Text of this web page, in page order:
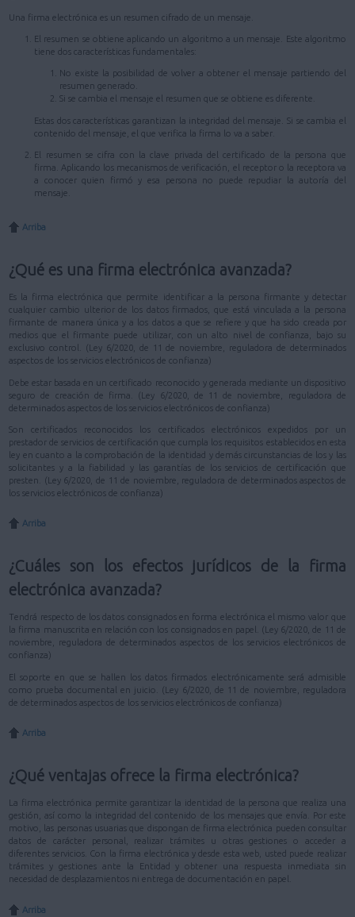
Una firma electrónica es un resumen cifrado de un mensaje.
El resumen se obtiene aplicando un algoritmo a un mensaje. Este algoritmo
tiene dos características fundamentales:
No existe la posibilidad de volver a obtener el mensaje partiendo del
resumen generado.
Si se cambia el mensaje el resumen que se obtiene es diferente.
Estas dos características garantizan la integridad del mensaje. Si se cambia el
contenido del mensaje, el que verifica la firma lo va a saber.
El resumen se cifra con la clave privada del certificado de la persona que
firma. Aplicando los mecanismos de verificación, el receptor o la receptora va
a conocer quien firmó y esa persona no puede repudiar la autoría del
mensaje.
Arriba
¿Qué es una firma electrónica avanzada?
Es la firma electrónica que permite identificar a la persona firmante y detectar
cualquier cambio ulterior de los datos firmados, que está vinculada a la persona
firmante de manera única y a los datos a que se refiere y que ha sido creada por
medios que el firmante puede utilizar, con un alto nivel de confianza, bajo su
exclusivo control. (Ley 6/2020, de 11 de noviembre, reguladora de determinados
aspectos de los servicios electrónicos de confianza)
Debe estar basada en un certificado reconocido y generada mediante un dispositivo
seguro de creación de firma. (Ley 6/2020, de 11 de noviembre, reguladora de
determinados aspectos de los servicios electrónicos de confianza)
Son certificados reconocidos los certificados electrónicos expedidos por un
prestador de servicios de certificación que cumpla los requisitos establecidos en esta
ley en cuanto a la comprobación de la identidad y demás circunstancias de los y las
solicitantes y a la fiabilidad y las garantías de los servicios de certificación que
presten. (Ley 6/2020, de 11 de noviembre, reguladora de determinados aspectos de
los servicios electrónicos de confianza)
Arriba
¿Cuáles son los efectos jurídicos de la firma
electrónica avanzada?
Tendrá respecto de los datos consignados en forma electrónica el mismo valor que
la firma manuscrita en relación con los consignados en papel. (Ley 6/2020, de 11 de
noviembre, reguladora de determinados aspectos de los servicios electrónicos de
confianza)
El soporte en que se hallen los datos firmados electrónicamente será admisible
como prueba documental en juicio. (Ley 6/2020, de 11 de noviembre, reguladora
de determinados aspectos de los servicios electrónicos de confianza)
Arriba
¿Qué ventajas ofrece la firma electrónica?
La firma electrónica permite garantizar la identidad de la persona que realiza una
gestión, así como la integridad del contenido de los mensajes que envía. Por este
motivo, las personas usuarias que dispongan de firma electrónica pueden consultar
datos de carácter personal, realizar trámites u otras gestiones o acceder a
diferentes servicios. Con la firma electrónica y desde esta web, usted puede realizar
trámites y gestiones ante la Entidad y obtener una respuesta inmediata sin
necesidad de desplazamientos ni entrega de documentación en papel.
Arriba